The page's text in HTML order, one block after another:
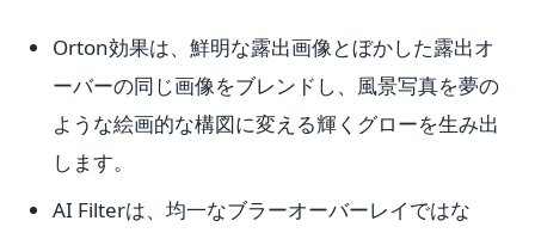
Orton効果は、鮮明な露出画像とぼかした露出オ
ーバーの同じ画像をブレンドし、風景写真を夢の
ような絵画的な構図に変える輝くグローを生み出
します。
AI Filterは、均一なブラーオーバーレイではな